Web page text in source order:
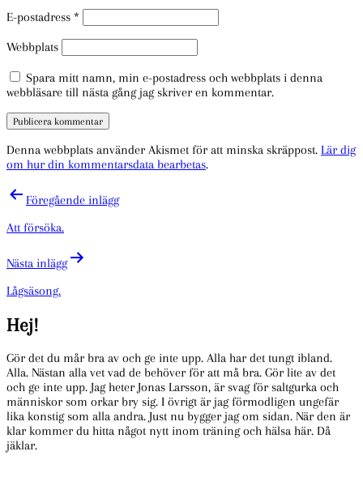
E-postadress *
Webbplats
Spara mitt namn, min e-postadress och webbplats i denna
webbläsare till nästa gång jag skriver en kommentar.
Denna webbplats använder Akismet för att minska skräppost. Lär dig
om hur din kommentarsdata bearbetas.
Inläggsnavigering
Föregående inlägg
Att försöka.
Nästa inlägg
Lågsäsong.
Hej!
Gör det du mår bra av och ge inte upp. Alla har det tungt ibland.
Alla. Nästan alla vet vad de behöver för att må bra. Gör lite av det
och ge inte upp. Jag heter Jonas Larsson, är svag för saltgurka och
människor som orkar bry sig. I övrigt är jag förmodligen ungefär
lika konstig som alla andra. Just nu bygger jag om sidan. När den är
klar kommer du hitta något nytt inom träning och hälsa här. Då
jäklar.